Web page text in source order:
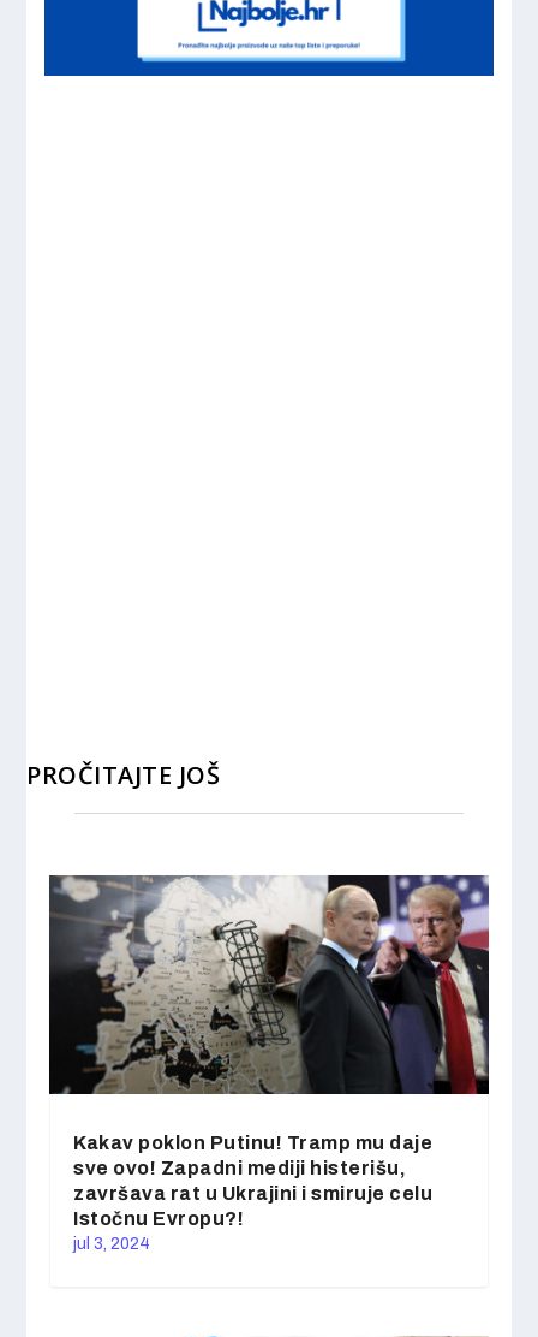
PROČITAJTE JOŠ
Kakav poklon Putinu! Tramp mu daje
sve ovo! Zapadni mediji histerišu,
završava rat u Ukrajini i smiruje celu
Istočnu Evropu?!
jul 3, 2024